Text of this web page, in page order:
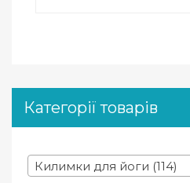
Категорії товарів
Килимки для йоги (114)